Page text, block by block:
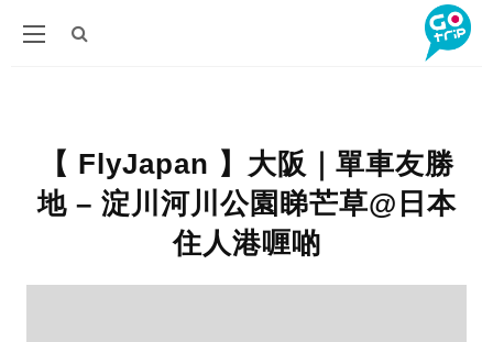
【 FlyJapan 】大阪｜單車友勝
地 – 淀川河川公園睇芒草@日本
住人港喱啲